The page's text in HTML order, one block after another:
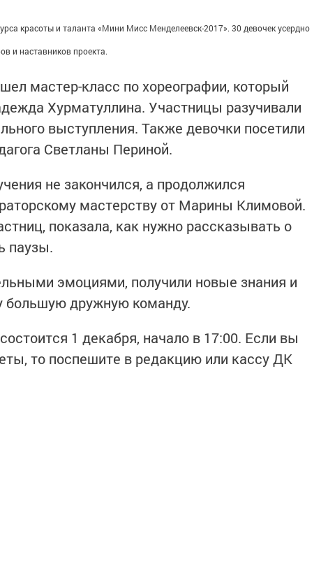
красоты и таланта «Мини Мисс Менделеевск-2017». 30 девочек усердно
и наставников проекта.
мастер-класс по хореографии, который
Хурматуллина. Участницы разучивали
выступления. Также девочки посетили
Светланы Периной.
не закончился, а продолжился
мастерству от Марины Климовой.
показала, как нужно рассказывать о
паузы.
эмоциями, получили новые знания и
большую дружную команду.
1 декабря, начало в 17:00. Если вы
то поспешите в редакцию или кассу ДК